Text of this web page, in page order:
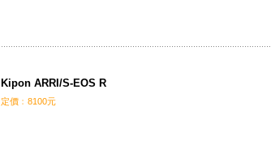
Kipon ARRI/S-EOS R
定價﹕8100元